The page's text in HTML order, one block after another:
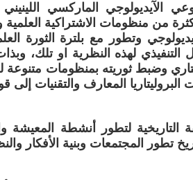
الآيديولوجي الماركسي
من منظومات الاشتراكية العلمية
وتطور مع بلترة الثورة
التنفيذي لهذه النظرية او تلك،
وضبط ثوريته بمنظومات متنوعة
البروليتاريا المعارف والتقنيات
التاريخية لتطور أنشطة المعيشة
تطور المجتمعات وبنية الأفكار